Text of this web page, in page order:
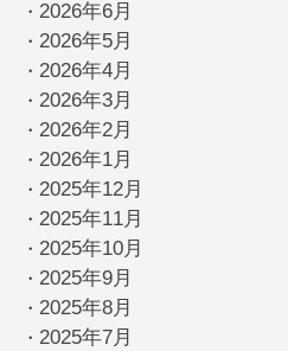
・ 2026年6月
・ 2026年5月
・ 2026年4月
・ 2026年3月
・ 2026年2月
・ 2026年1月
・ 2025年12月
・ 2025年11月
・ 2025年10月
・ 2025年9月
・ 2025年8月
・ 2025年7月